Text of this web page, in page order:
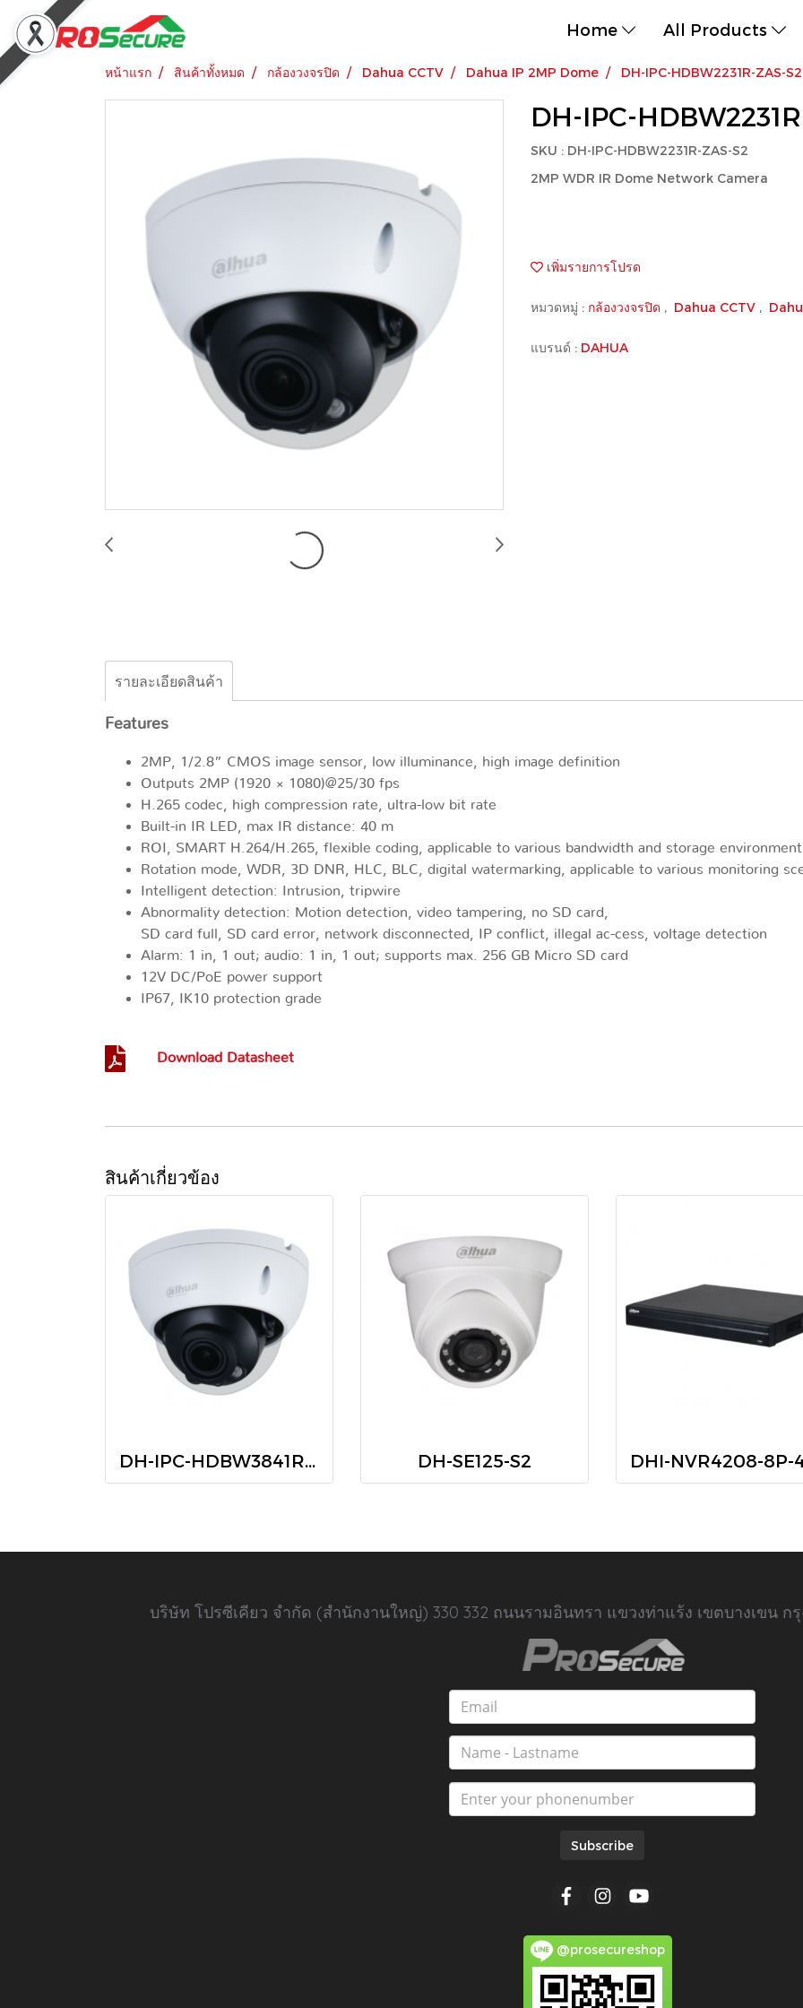
Home All Products
หน้าแรก สินค้าทั้งหมด กล้องวงจรปิด Dahua CCTV Dahua IP 2MP Dome DH-IPC-HDBW2231R-ZAS-S2
DH-IPC-
SKU : DH-IPC-HDBW2231R-ZAS-S2
2MP WDR IR Dome Network Camera
เพิ่มรายการโปรด
หมวดหมู่ : กล้องวงจรปิด , Dahua CCTV ,
แบรนด์ : DAHUA
รายละเอียดสินค้า
Features
2MP, 1/2.8” CMOS image sensor, low illuminance, high image definition
Outputs 2MP (1920 × 1080)@25/30 fps
H.265 codec, high compression rate, ultra-low bit rate
Built-in IR LED, max IR distance: 40 m
ROI, SMART H.264/H.265, flexible coding, applicable to various bandwidth and storage
Rotation mode, WDR, 3D DNR, HLC, BLC, digital watermarking, applicable to various monitoring
Intelligent detection: Intrusion, tripwire
Abnormality detection: Motion detection, video tampering, no SD card,
SD card full, SD card error, network disconnected, IP conflict, illegal ac-cess, voltage detection
Alarm: 1 in, 1 out; audio: 1 in, 1 out; supports max. 256 GB Micro SD card
12V DC/PoE power support
IP67, IK10 protection grade
Download Datasheet
สินค้าเกี่ยวข้อง
DH-IPC-HDBW3841R-ZAS DH-SE125-S2
บริษัท โปรซีเคียว จำกัด (สำนักงานใหญ่) 330 332 ถนนรามอินทรา แขวงท่าแร้ง เขตบางเขน กรุ
Subscribe
@prosecureshop